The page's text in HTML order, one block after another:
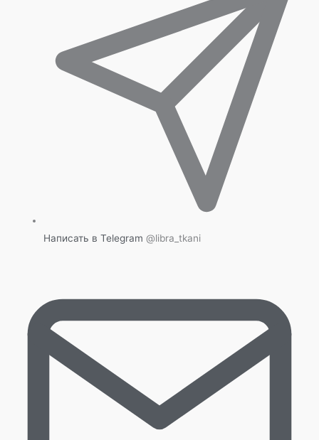
Написать в Telegram @libra_tkani